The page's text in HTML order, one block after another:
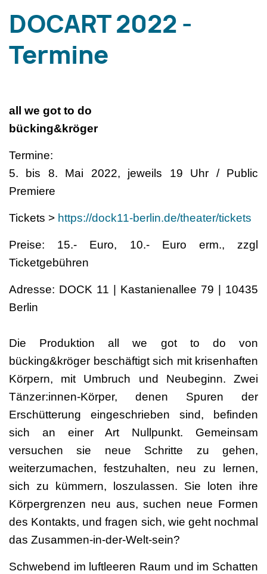
DOCART 2022 -
Termine
all we got to do
bücking&kröger
Termine:
5. bis 8. Mai 2022, jeweils 19 Uhr / Public
Premiere
Tickets > https://dock11-berlin.de/theater/tickets
Preise: 15.- Euro, 10.- Euro erm., zzgl
Ticketgebühren
Adresse: DOCK 11 | Kastanienallee 79 | 10435
Berlin
Die Produktion all we got to do von
bücking&kröger beschäftigt sich mit krisenhaften
Körpern, mit Umbruch und Neubeginn. Zwei
Tänzer:innen-Körper, denen Spuren der
Erschütterung eingeschrieben sind, befinden
sich an einer Art Nullpunkt. Gemeinsam
versuchen sie neue Schritte zu gehen,
weiterzumachen, festzuhalten, neu zu lernen,
sich zu kümmern, loszulassen. Sie loten ihre
Körpergrenzen neu aus, suchen neue Formen
des Kontakts, und fragen sich, wie geht nochmal
das Zusammen-in-der-Welt-sein?
Schwebend im luftleeren Raum und im Schatten